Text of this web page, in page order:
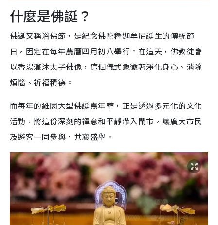
什麼是佛誕？
佛誕又稱浴佛節，是紀念佛陀釋迦牟尼誕生的傳統節
日，固定在每年農曆四月初八舉行。在這天，佛教徒會
以香湯灌沐太子佛像，這個儀式象徵著淨化身心、消除
煩惱、祈福積德。
而每年的維園大型佛誕嘉年華，正是透過多元化的文化
活動，將這份深刻的禪意和平靜帶入鬧市，讓廣大市民
及遊客一同參與，共襄盛舉。